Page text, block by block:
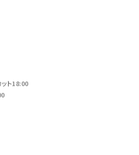
ト18:00